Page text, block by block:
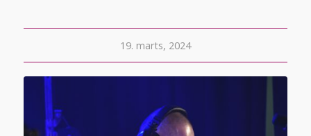
19. marts, 2024